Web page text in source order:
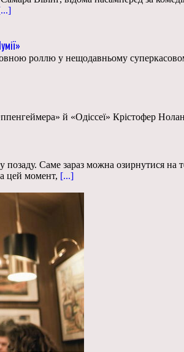
роллю у нещодавньому
й «Одіссеї» Крістофер
Саме зараз можна озирнутися
цей момент, [...]